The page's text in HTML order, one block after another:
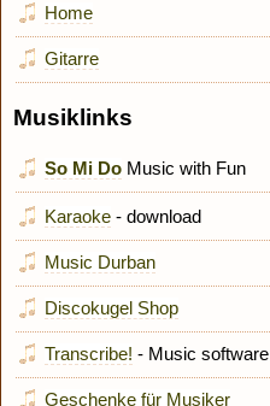
Home
Gitarre
Musiklinks
So Mi Do Music with Fun
Karaoke - download
Music Durban
Discokugel Shop
Transcribe! - Music software
Geschenke für Musiker